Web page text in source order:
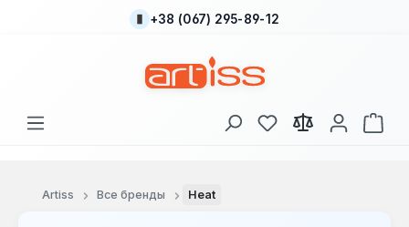
Перейти к основному содержанию
+38 (067) 295-89-12
У вас есть товары
В
Artiss Все бренды Heat